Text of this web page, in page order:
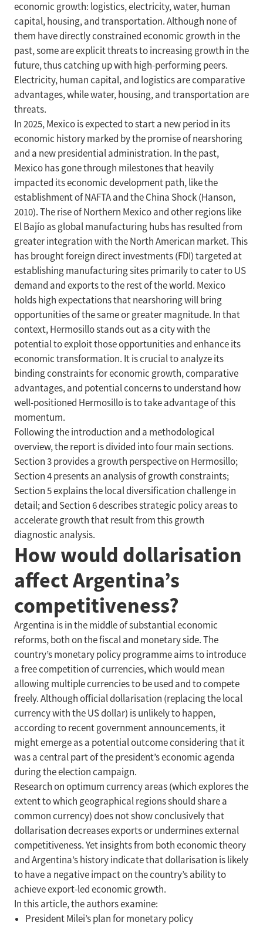
economic growth: logistics, electricity, water, human
capital, housing, and transportation. Although none of
them have directly constrained economic growth in the
past, some are explicit threats to increasing growth in the
future, thus catching up with high-performing peers.
Electricity, human capital, and logistics are comparative
advantages, while water, housing, and transportation are
threats.
In 2025, Mexico is expected to start a new period in its
economic history marked by the promise of nearshoring
and a new presidential administration. In the past,
Mexico has gone through milestones that heavily
impacted its economic development path, like the
establishment of NAFTA and the China Shock (Hanson,
2010). The rise of Northern Mexico and other regions like
El Bajío as global manufacturing hubs has resulted from
greater integration with the North American market. This
has brought foreign direct investments (FDI) targeted at
establishing manufacturing sites primarily to cater to US
demand and exports to the rest of the world. Mexico
holds high expectations that nearshoring will bring
opportunities of the same or greater magnitude. In that
context, Hermosillo stands out as a city with the
potential to exploit those opportunities and enhance its
economic transformation. It is crucial to analyze its
binding constraints for economic growth, comparative
advantages, and potential concerns to understand how
well-positioned Hermosillo is to take advantage of this
momentum.
Following the introduction and a methodological
overview, the report is divided into four main sections.
Section 3 provides a growth perspective on Hermosillo;
Section 4 presents an analysis of growth constraints;
Section 5 explains the local diversification challenge in
detail; and Section 6 describes strategic policy areas to
accelerate growth that result from this growth
diagnostic analysis.
How would dollarisation
affect Argentina’s
competitiveness?
Argentina is in the middle of substantial economic
reforms, both on the fiscal and monetary side. The
country’s monetary policy programme aims to introduce
a free competition of currencies, which would mean
allowing multiple currencies to be used and to compete
freely. Although official dollarisation (replacing the local
currency with the US dollar) is unlikely to happen,
according to recent government announcements, it
might emerge as a potential outcome considering that it
was a central part of the president’s economic agenda
during the election campaign.
Research on optimum currency areas (which explores the
extent to which geographical regions should share a
common currency) does not show conclusively that
dollarisation decreases exports or undermines external
competitiveness. Yet insights from both economic theory
and Argentina’s history indicate that dollarisation is likely
to have a negative impact on the country’s ability to
achieve export-led economic growth.
In this article, the authors examine:
President Milei’s plan for monetary policy